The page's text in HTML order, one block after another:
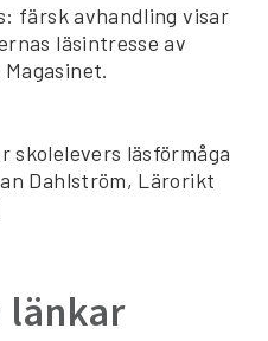
färsk avhandling visar
läsintresse av
skolelevers läsförmåga
Dahlström, Lärorikt
länkar